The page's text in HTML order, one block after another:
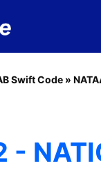
Swift Code »